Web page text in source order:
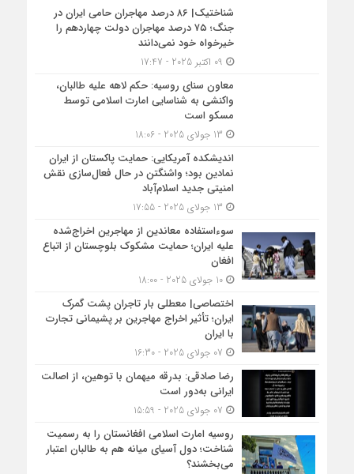
شناختیک| ۸۶ درصد مهاجران حامی ایران در
جنگ؛ ۷۵ درصد مهاجران دولت چهاردهم را
خیرخواه خود نمی‌دانند
معاون سنای روسیه: حکم لاهه علیه طالبان،
واکنشی به شناسایی امارت اسلامی توسط
مسکو است
اندیشکده آمریکایی: حمایت پاکستان از ایران
نمادین بود؛ واشنگتن در حال فعال‌سازی نقش
امنیتی جدید اسلام‌آباد
سوءاستفاده معاندین از مهاجرین اخراج‌شده
علیه ایران؛ حمایت مشکوک بلوچستان از اتباع
افغان
10 جولای 2025 - 18:00
اختصاصی| معطلی بار تاجران پشت گمرک
ایران؛ تأثیر اخراج مهاجرین بر پشیمانی تجارت
با ایران
رضا صادقی: بدرقه میهمان با توهین، از اصالت
ایرانی به‌دور است
روسیه امارت اسلامی افغانستان را به رسمیت
شناخت؛ دول آسیای میانه هم به طالبان اعتبار
می‎‌بخشند؟